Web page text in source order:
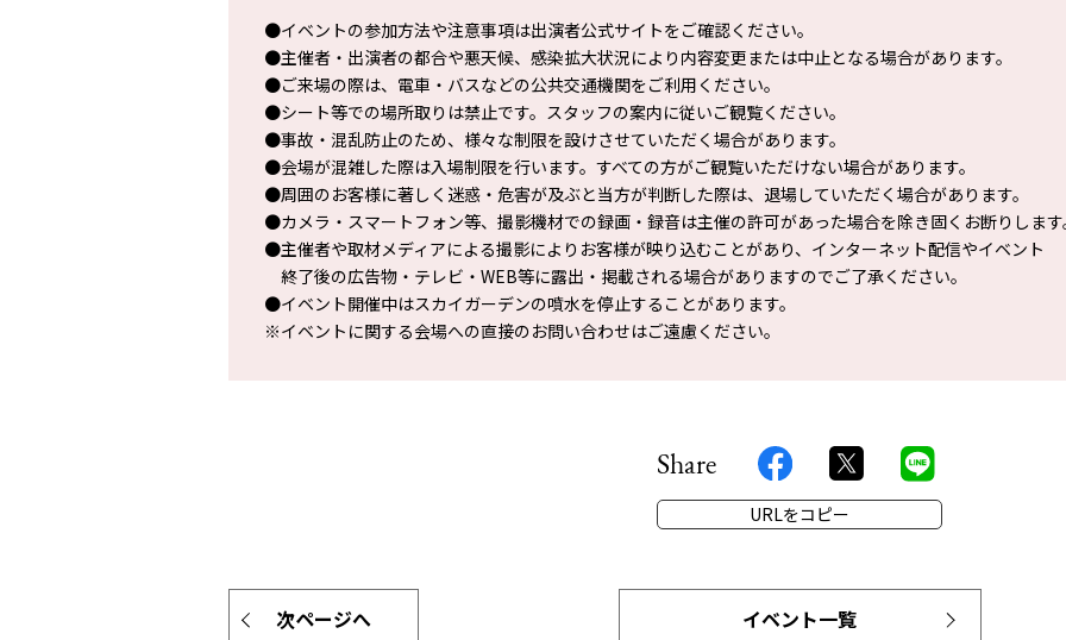
●イベントの参加方法や注意事項は出演者公式サイトをご確認ください。
●主催者・出演者の都合や悪天候、感染拡大状況により内容変更または中止となる場合があります。
●ご来場の際は、電車・バスなどの公共交通機関をご利用ください。
●シート等での場所取りは禁止です。スタッフの案内に従いご観覧ください。
●事故・混乱防止のため、様々な制限を設けさせていただく場合があります。
●会場が混雑した際は入場制限を行います。すべての方がご観覧いただけない場合があります。
●周囲のお客様に著しく迷惑・危害が及ぶと当方が判断した際は、退場していただく場合があります。
●カメラ・スマートフォン等、撮影機材での録画・録音は主催の許可があった場合を除き固くお断りします
●主催者や取材メディアによる撮影によりお客様が映り込むことがあり、インターネット配信やイベント
終了後の広告物・テレビ・WEB等に露出・掲載される場合がありますのでご了承ください。
●イベント開催中はスカイガーデンの噴水を停止することがあります。
※イベントに関する会場への直接のお問い合わせはご遠慮ください。
Share
URLをコピー
次ページへ イベント一覧